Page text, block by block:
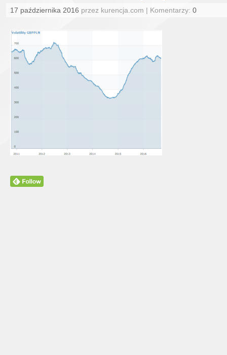
17 października 2016 przez kurencja.com | Komentarzy: 0